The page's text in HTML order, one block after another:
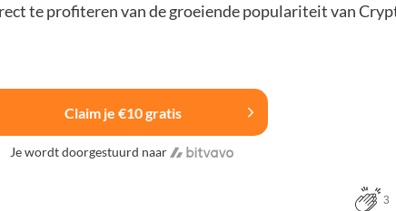
te profiteren van de groeiende populariteit van
Claim je €10 gratis
Je wordt doorgestuurd naar
3